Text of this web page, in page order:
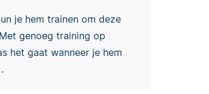
je hem trainen om deze
genoeg training op
het gaat wanneer je hem